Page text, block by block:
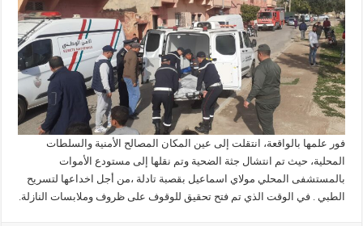
فور علمها بالواقعة، انتقلت إلى عين المكان المصالح الأمنية والسلطات
المحلية، حيث تم انتشال جثة الضحية وتم نقلها إلى مستودع الأموات
بالمستشفى المحلي مولاي اسماعيل بقصبة تادلة ،من أجل اخداعها لتسريح
الطبي . في الوقت الذي تم فتح تحقيق للوقوف على ظروف وملابسات النازلة.